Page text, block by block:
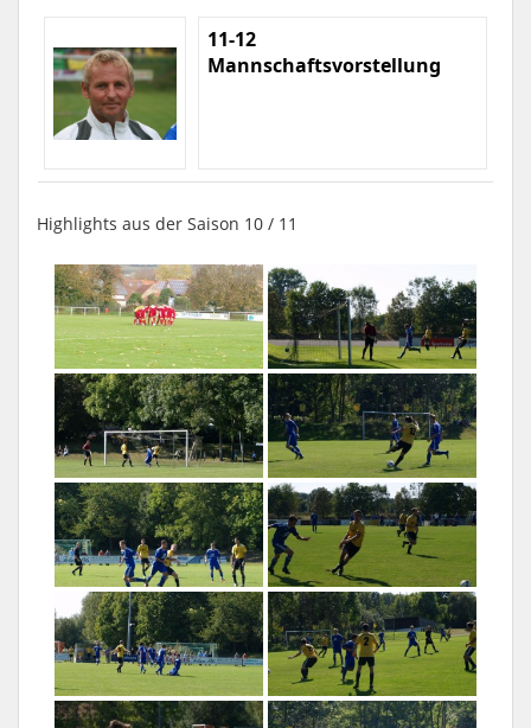
11-12
Mannschaftsvorstellung
Highlights aus der Saison 10 / 11